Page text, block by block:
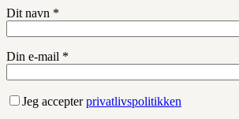
Dit navn *
Din e-mail *
Jeg accepterprivatlivspolitikken